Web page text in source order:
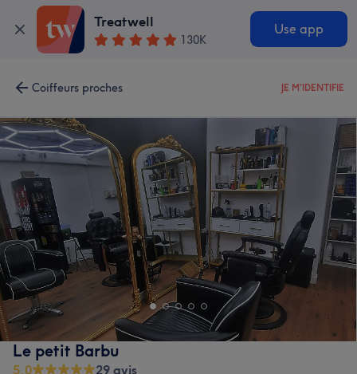
Treatwell
130K
Use app
Coiffeurs proches JE M'IDENTIFIE
Le petit Barbu
5,0
29 avis